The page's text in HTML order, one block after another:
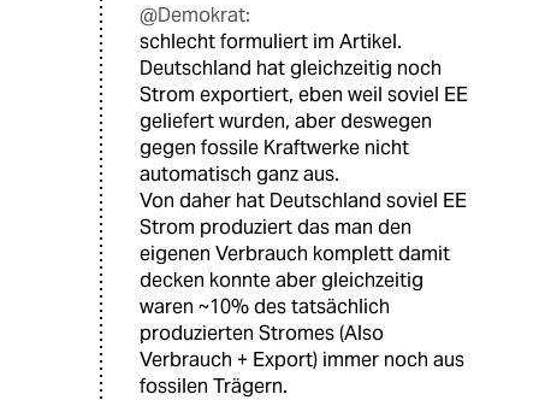
@Demokrat:
schlecht formuliert im Artikel.
Deutschland hat gleichzeitig noch
Strom exportiert, eben weil soviel EE
geliefert wurden, aber deswegen
gegen fossile Kraftwerke nicht
automatisch ganz aus.
Von daher hat Deutschland soviel EE
Strom produziert das man den
eigenen Verbrauch komplett damit
decken konnte aber gleichzeitig
waren ~10% des tatsächlich
produzierten Stromes (Also
Verbrauch + Export) immer noch aus
fossilen Trägern.